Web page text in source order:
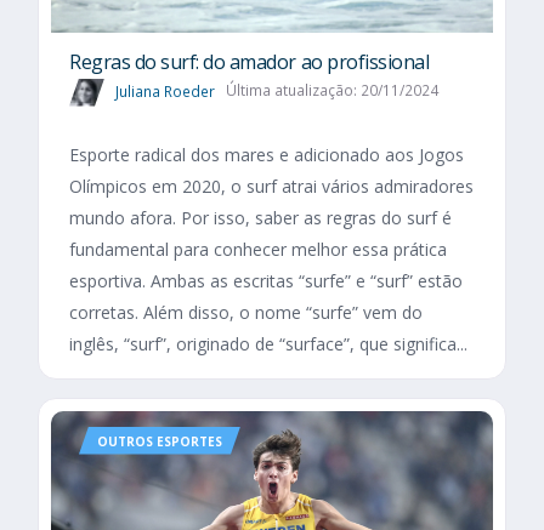
Regras do surf: do amador ao profissional
Juliana Roeder Última atualização: 20/11/2024
Esporte radical dos mares e adicionado aos Jogos
Olímpicos em 2020, o surf atrai vários admiradores
mundo afora. Por isso, saber as regras do surf é
fundamental para conhecer melhor essa prática
esportiva. Ambas as escritas “surfe” e “surf” estão
corretas. Além disso, o nome “surfe” vem do
inglês, “surf”, originado de “surface”, que significa...
OUTROS ESPORTES